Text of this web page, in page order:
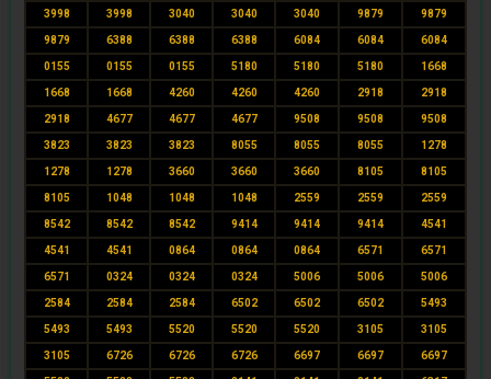
3998 3998 3040 3040 3040 9879 9879
9879 6388 6388 6388 6084 6084 6084
0155 0155 0155 5180 5180 5180 1668
1668 1668 4260 4260 4260 2918 2918
2918 4677 4677 4677 9508 9508 9508
3823 3823 3823 8055 8055 8055 1278
1278 1278 3660 3660 3660 8105 8105
8105 1048 1048 1048 2559 2559 2559
8542 8542 8542 9414 9414 9414 4541
4541 4541 0864 0864 0864 6571 6571
6571 0324 0324 0324 5006 5006 5006
2584 2584 2584 6502 6502 6502 5493
5493 5493 5520 5520 5520 3105 3105
3105 6726 6726 6726 6697 6697 6697